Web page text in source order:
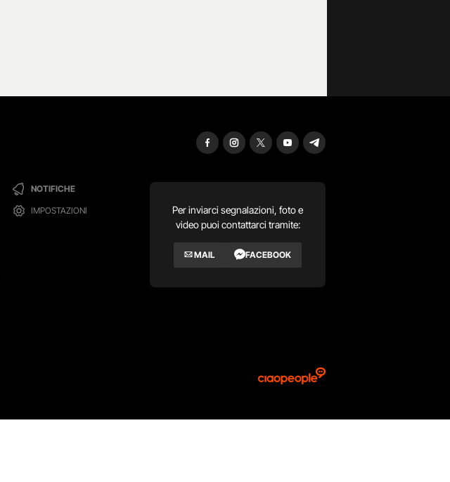
NOTIFICHE
IMPOSTAZIONI
Per inviarci segnalazioni, foto e
video puoi contattarci tramite:
MAIL FACEBOOK